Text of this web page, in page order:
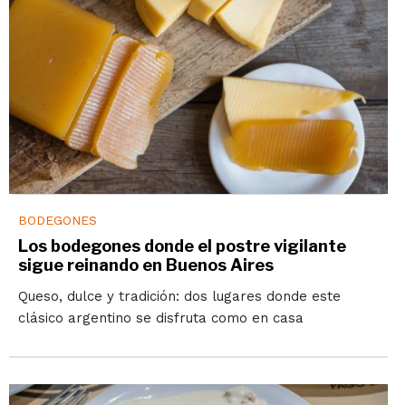
BODEGONES
Los bodegones donde el postre vigilante
sigue reinando en Buenos Aires
Queso, dulce y tradición: dos lugares donde este
clásico argentino se disfruta como en casa